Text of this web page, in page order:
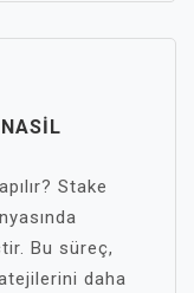
Stake
Bu süreç,
daha